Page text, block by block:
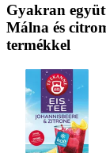
Gyakran
Málna és
termékkel